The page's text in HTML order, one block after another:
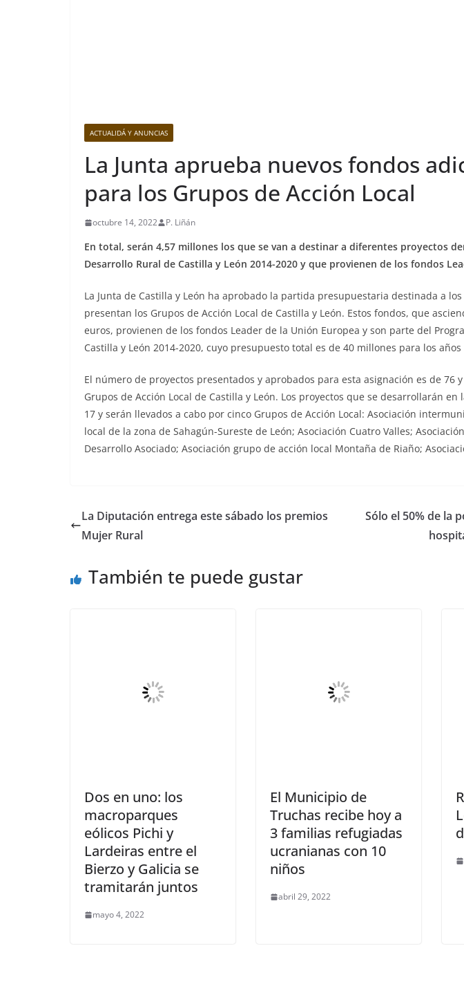
ACTUALIDÁ Y ANUNCIAS
La Junta aprueba nuevos fondos
para los Grupos de Acción Local
octubre 14, 2022 P. Liñán
En total, serán 4,57 millones los que se van a destinar a diferentes proyectos
Desarrollo Rural de Castilla y León 2014-2020 y que provienen de los fondos
La Junta de Castilla y León ha aprobado la partida presupuestaria destinada a
presentan los Grupos de Acción Local de Castilla y León. Estos fondos, que
euros, provienen de los fondos Leader de la Unión Europea y son parte del
Castilla y León 2014-2020, cuyo presupuesto total es de 40 millones para los años
El número de proyectos presentados y aprobados para esta asignación es de 76
Grupos de Acción Local de Castilla y León. Los proyectos que se desarrollarán en
17 y serán llevados a cabo por cinco Grupos de Acción Local: Asociación
local de la zona de Sahagún-Sureste de León; Asociación Cuatro Valles;
Desarrollo Asociado; Asociación grupo de acción local Montaña de Riaño;
La Diputación entrega este sábado los premios
Mujer Rural
Sólo el 50% de la
También te puede gustar
Dos en uno: los
macroparques
eólicos Pichi y
Lardeiras entre el
Bierzo y Galicia se
tramitarán juntos
mayo 4, 2022
El Municipio de
Truchas recibe hoy a
3 familias refugiadas
ucranianas con 10
niños
abril 29, 2022